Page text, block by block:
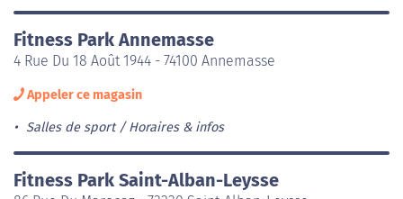
Fitness Park Annemasse
4 Rue Du 18 Août 1944 - 74100 Annemasse
Appeler ce magasin
Salles de sport Horaires & infos
Fitness Park Saint-Alban-Leysse